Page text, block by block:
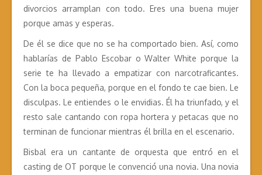
divorcios arramplan con todo. Eres una buena mujer
porque amas y esperas.
De él se dice que no se ha comportado bien. Así, como
hablarías de Pablo Escobar o Walter White porque la
serie te ha llevado a empatizar con narcotraficantes.
Con la boca pequeña, porque en el fondo te cae bien. Le
disculpas. Le entiendes o le envidias. Él ha triunfado, y el
resto sale cantando con ropa hortera y petacas que no
terminan de funcionar mientras él brilla en el escenario.
Bisbal era un cantante de orquesta que entró en el
casting de OT porque le convenció una novia. Una novia